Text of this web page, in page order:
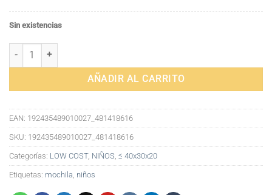
Sin existencias
Mochila Escolar Infantil mochilas escolares horizontales puesto
AÑADIR AL CARRITO
EAN: 192435489010027_481418616
SKU: 192435489010027_481418616
Categorías: LOW COST, NIÑOS ≤ 40x30x20
Etiquetas: mochila niños